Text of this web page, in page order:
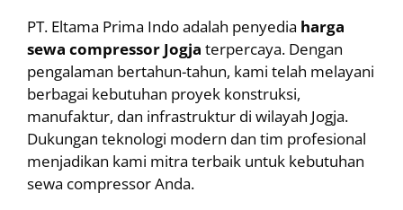
PT. Eltama Prima Indo adalah penyedia harga
sewa compressor Jogja terpercaya. Dengan
pengalaman bertahun-tahun, kami telah melayani
berbagai kebutuhan proyek konstruksi,
manufaktur, dan infrastruktur di wilayah Jogja.
Dukungan teknologi modern dan tim profesional
menjadikan kami mitra terbaik untuk kebutuhan
sewa compressor Anda.